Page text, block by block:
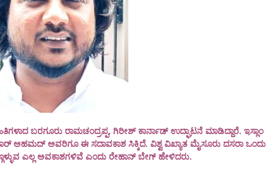
ಬರಗೂರು ರಾಮಚಂದ್ರಪ್ಪ, ಗಿರೀಶ್ ಕಾರ್ನಾಡ್ ಉದ್ಘಾಟನೆ ಮಾಡಿದ್ದಾರೆ. ಇಸ್ಲಾಂ
ಅಹಮದ್ ಅವರಿಗೂ ಈ ಸದಾವಕಾಶ ಸಿಕ್ಕಿದೆ. ವಿಶ್ವ ವಿಖ್ಯಾತ ಮೈಸೂರು ದಸರಾ ಒಂದು
ಎಲ್ಲ ಅವಕಾಶಗಳಿವೆ ಎಂದು ರೇಹಾನ್ ಬೇಗ್ ಹೇಳಿದರು.